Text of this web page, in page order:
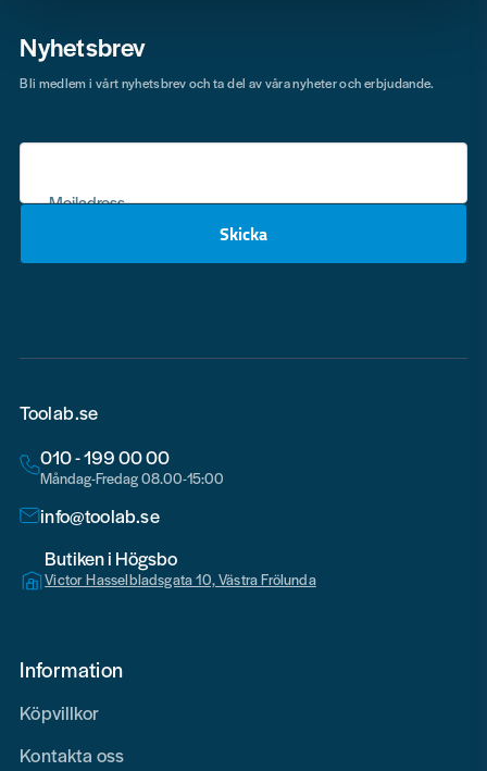
Nyhetsbrev
Mejladress
Skicka
Bli medlem i vårt nyhetsbrev och ta del av våra nyheter och erbjudande.
Toolab.se
010 - 199 00 00
Måndag-Fredag 08.00-15:00
info@toolab.se
Butiken i Högsbo
Victor Hasselbladsgata 10, Västra Frölunda
Information
Köpvillkor
Kontakta oss